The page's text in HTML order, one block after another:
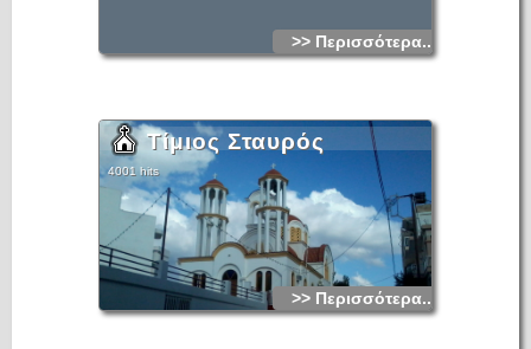
>> Περισσότερα...
Τίμιος Σταυρός
4001 hits
>> Περισσότερα...